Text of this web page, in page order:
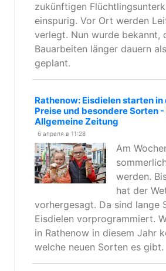
zukünftigen
einspurig. Vor Ort werden
verlegt. Nun wurde bekannt,
Bauarbeiten länger dauern
geplant.
Rathenow: Eisdielen starten in
Preise und besondere Sorten
Allgemeine Zeitung
6 апреля в 11:28
Am
werden.
hat der
vorhergesagt. Da sind lange
Eisdielen vorprogrammiert.
in Rathenow in diesem Jahr
welche neuen Sorten es gibt.